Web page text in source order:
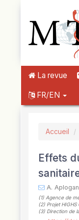
La revue
FR/EN
Accueil
Effets
A. Aplogan
(1) Agence de
(2) Projet
(3) Direction de